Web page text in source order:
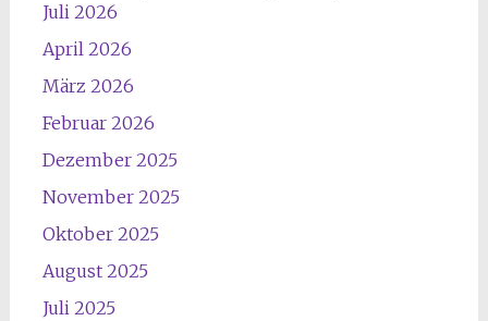
Juli 2026
April 2026
März 2026
Februar 2026
Dezember 2025
November 2025
Oktober 2025
August 2025
Juli 2025